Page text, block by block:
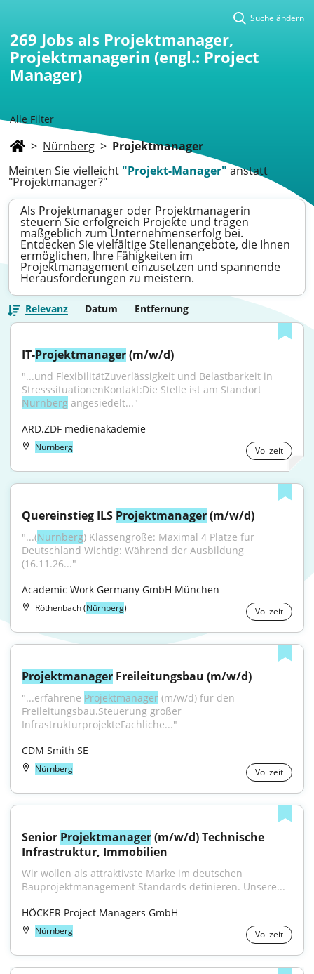
Alle Filter
Suche ändern
269 Jobs als Projektmanager,
Projektmanagerin (engl.: Project
Manager)
> Nürnberg > Projektmanager
Meinten Sie vielleicht "Projekt-Manager" anstatt
"Projektmanager?"
Als Projektmanager oder Projektmanagerin
steuern Sie erfolgreich Projekte und tragen
maßgeblich zum Unternehmenserfolg bei.
Entdecken Sie vielfältige Stellenangebote, die Ihnen
ermöglichen, Ihre Fähigkeiten im
Projektmanagement einzusetzen und spannende
Herausforderungen zu meistern.
Relevanz Datum Entfernung
IT-Projektmanager (m/w/d)
"...und FlexibilitätZuverlässigkeit und Belastbarkeit in
Nürnberg angesiedelt..."
ARD.ZDF medienakademie
Nürnberg Vollzeit
Quereinstieg ILS Projektmanager (m/w/d)
"...(Nürnberg) Klassengröße: Maximal 4 Plätze für
Deutschland Wichtig: Während der Ausbildung
(16.11.26..."
Academic Work Germany GmbH München
Röthenbach (Nürnberg) Vollzeit
Projektmanager Freileitungsbau (m/w/d)
"...erfahrene Projektmanager (m/w/d) für den
Freileitungsbau.Steuerung großer
InfrastrukturprojekteFachliche..."
CDM Smith SE
Nürnberg Vollzeit
Senior Projektmanager (m/w/d) Technische
Infrastruktur, Immobilien
Wir wollen als attraktivste Marke im deutschen
Bauprojektmanagement Standards definieren. Unsere...
HÖCKER Project Managers GmbH
Nürnberg Vollzeit